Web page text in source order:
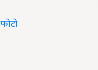
फोटो